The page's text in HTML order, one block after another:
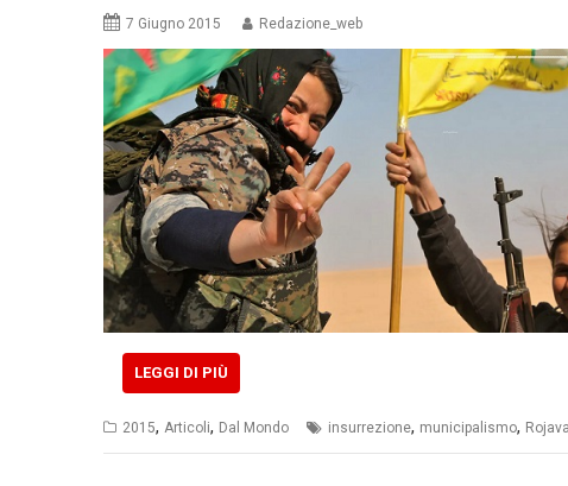
7 Giugno 2015 Redazione_web
LEGGI DI PIÙ
2015, Articoli, Dal Mondo insurrezione, municipalismo, Rojava